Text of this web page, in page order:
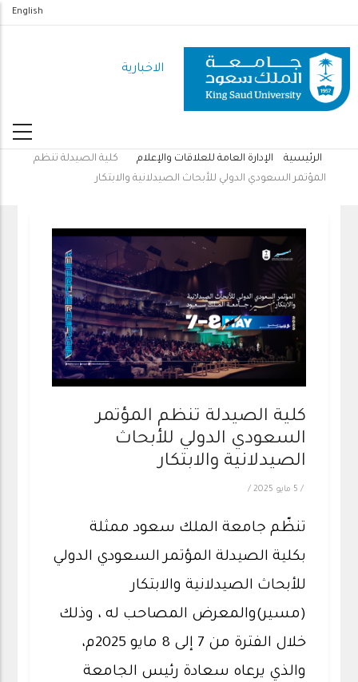
المحتوى
الرئيسي
English
الاخبارية
مسار
الرئيسية الإدارة العامة للعلاقات والإعلام
كلية الصيدلة تنظم
المؤتمر السعودي الدولي للأبحاث الصيدلانية والابتكار
كلية الصيدلة تنظم المؤتمر
السعودي الدولي للأبحاث
الصيدلانية والابتكار
/ 5 مايو 2025 /
تنظّم جامعة الملك سعود ممثلة
بكلية الصيدلة المؤتمر السعودي الدولي
للأبحاث الصيدلانية والابتكار
(مسير)والمعرض المصاحب له ، وذلك
خلال الفترة من 7 إلى 8 مايو 2025م،
والذي يرعاه سعادة رئيس الجامعة